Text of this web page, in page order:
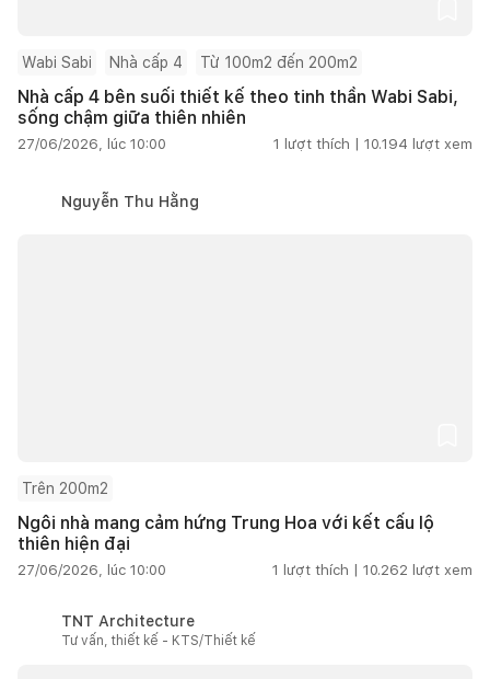
Wabi Sabi Nhà cấp 4 Từ 100m2 đến 200m2
Nhà cấp 4 bên suối thiết kế theo tinh thần Wabi Sabi,
sống chậm giữa thiên nhiên
27/06/2026, lúc 10:00 1 lượt thích | 10.194 lượt xem
Nguyễn Thu Hằng
Trên 200m2
Ngôi nhà mang cảm hứng Trung Hoa với kết cấu lộ
thiên hiện đại
27/06/2026, lúc 10:00 1 lượt thích | 10.262 lượt xem
TNT Architecture
Tư vấn, thiết kế - KTS/Thiết kế